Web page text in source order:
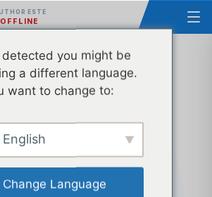
ESTE
OFFLINE
utilizării LIVRESQ – Grupa 40
detected you might be
a different language.
want to change to:
English
Change Language